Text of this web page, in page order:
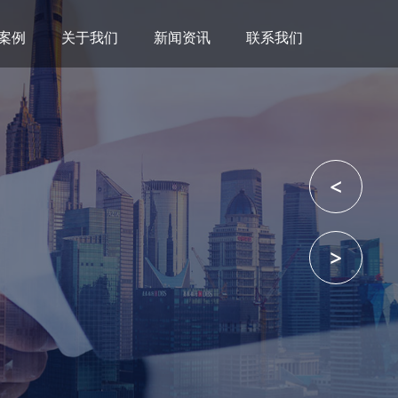
例 关于我们 新闻资讯 联系我们
<
>